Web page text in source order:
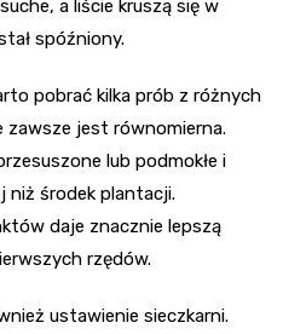
a liście kruszą się w
spóźniony.
pobrać kilka prób z różnych
zawsze jest równomierna.
lub podmokłe i
niż środek plantacji.
daje znacznie lepszą
rzędów.
ustawienie sieczkarni.